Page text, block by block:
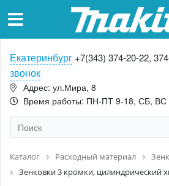
Екатеринбург +7(343) 374-20-22,
звонок
Адрес: ул.Мира, 8
Время работы: ПН-ПТ 9-18, СБ, ВС
Каталог Расходный материал
Зенковки 3 кромки, цилиндрический